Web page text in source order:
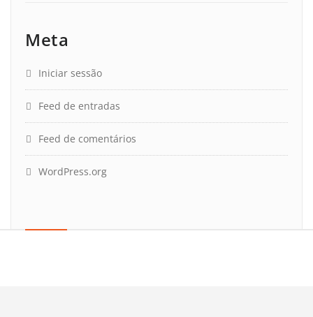
Meta
Iniciar sessão
Feed de entradas
Feed de comentários
WordPress.org